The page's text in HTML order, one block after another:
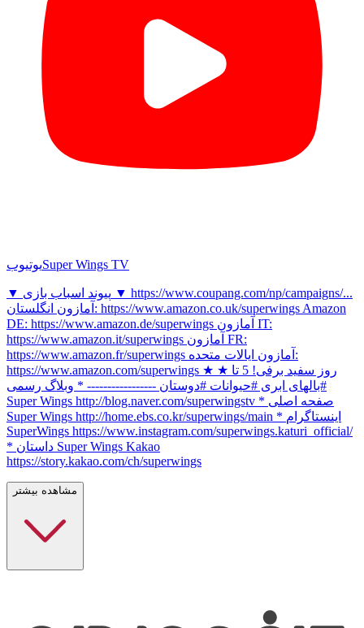
یوتیوبSuper Wings TV
▼ پیوند اسباب بازی ▼ https://www.coupang.com/np/campaigns/...
آمازون انگلستان: https://www.amazon.co.uk/superwings Amazon
DE: https://www.amazon.de/superwings آمازون IT:
https://www.amazon.it/superwings آمازون FR:
https://www.amazon.fr/superwings آمازون ایالات متحده:
https://www.amazon.com/superwings ★ روز سفید برفی! 5 تا ★
#بالهای ابری #حیوانات #دوستان ----------------- * وبلاگ رسمی
Super Wings http://blog.naver.com/superwingstv * صفحه اصلی
Super Wings http://home.ebs.co.kr/superwings/main * اینستاگرام
SuperWings https://www.instagram.com/superwings.katuri_official/
* داستان Super Wings Kakao
https://story.kakao.com/ch/superwings
مشاهده بیشتر